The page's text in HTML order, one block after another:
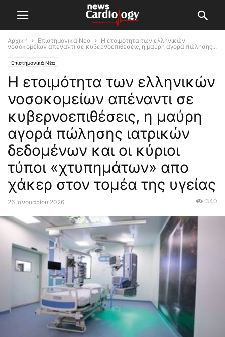
Αρχική Επιστημονικά Νέα
Η ετοιμότητα των ελληνικών
νοσοκομείων απέναντι σε κυβερνοεπιθέσεις, η μαύρη αγορά πώλησης...
Επιστημονικά Νέα
Η ετοιμότητα των ελληνικών
νοσοκομείων απέναντι σε
κυβερνοεπιθέσεις, η μαύρη
αγορά πώλησης ιατρικών
δεδομένων και οι κύριοι
τύποι «χτυπημάτων» απο
χάκερ στον τομέα της υγείας
26 Ιανουαρίου 2026 340